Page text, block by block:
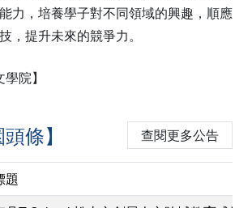
力，培養學子對不同領域的興趣，順應
，提升未來的競爭力。
院】
條】 查閱更多公告
題